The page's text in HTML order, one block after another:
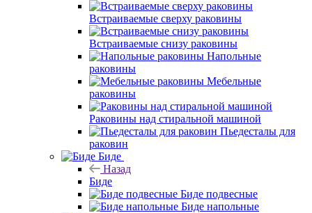
Встраиваемые сверху раковины
Встраиваемые снизу раковины
Напольные
раковины
Мебельные
раковины
Раковины над стиральной машиной
Пьедесталы для
раковин
Биде
Назад
Биде
Биде подвесные
Биде напольные